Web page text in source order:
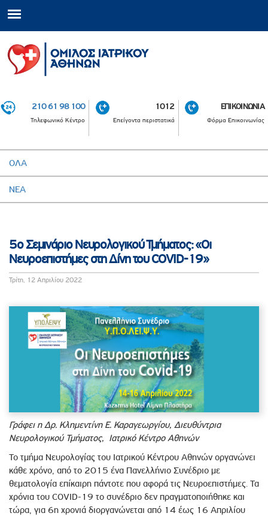
210 61 98 100
Τηλεφωνικό Κέντρο
1012
Επείγοντα περιστατικά
ΕΠΙΚΟΙΝΩΝΙΑ
Φόρμα Επικοινωνίας
ΟΛΑ
ΝΕΑ
5ο Σεμινάριο Νευρολογικού Τμήματος: «Οι
Νευροεπιστήμες στη Δίνη του COVID-19»
Τρίτη, 12 Απριλίου 2022
Γράφει η Δρ. Κλημεντίνη Ε. Καραγεωργίου, Διευθύντρια
Νευρολογικού Τμήματος, Ιατρικό Κέντρο Αθηνών
Το τμήμα Νευρολογίας του Ιατρικού Κέντρου Αθηνών οργανώνει
κάθε χρόνο, από το 2015 ένα Πανελλήνιο Συνέδριο με
θεματολογία επίκαιρη πάντοτε που αφορά τις Νευροεπιστήμες. Τα
χρόνια του COVID-19 το συνέδριο δεν πραγματοποιήθηκε και
τώρα, για 6η χρονιά διοργανώνεται από 14 έως 16 Απριλίου